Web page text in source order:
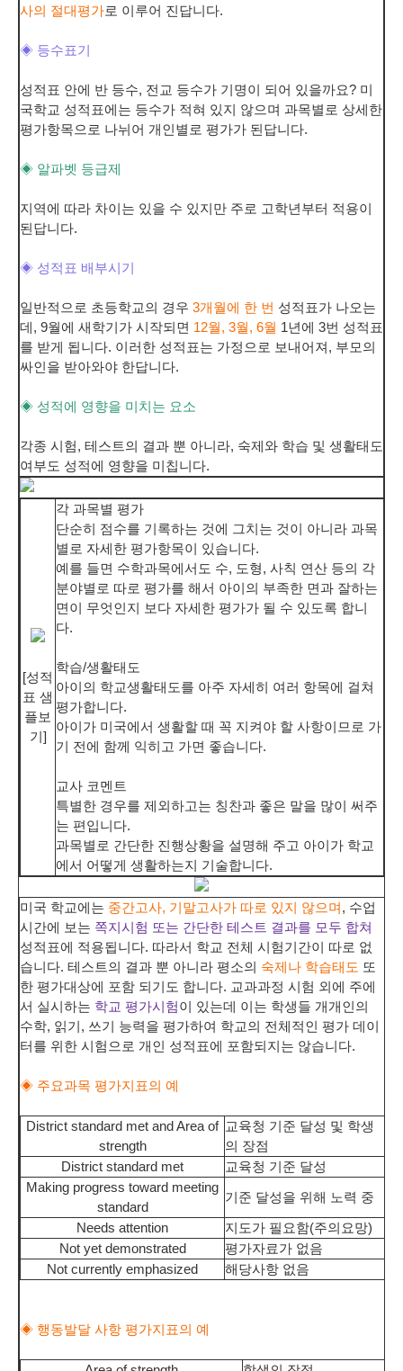
사의 절대평가로 이루어 진답니다.
◈ 등수표기
성적표 안에 반 등수, 전교 등수가 기명이 되어 있을까요? 미
국학교 성적표에는 등수가 적혀 있지 않으며 과목별로 상세한
평가항목으로 나뉘어 개인별로 평가가 된답니다.
◈ 알파벳 등급제
지역에 따라 차이는 있을 수 있지만 주로 고학년부터 적용이
된답니다.
◈ 성적표 배부시기
일반적으로 초등학교의 경우 3개월에 한 번 성적표가 나오는
데, 9월에 새학기가 시작되면 12월, 3월, 6월 1년에 3번 성적표
를 받게 됩니다. 이러한 성적표는 가정으로 보내어져, 부모의
싸인을 받아와야 한답니다.
◈ 성적에 영향을 미치는 요소
각종 시험, 테스트의 결과 뿐 아니라, 숙제와 학습 및 생활태도
여부도 성적에 영향을 미칩니다.
[성적
표 샘
플보
기]
각 과목별 평가
단순히 점수를 기록하는 것에 그치는 것이 아니라 과목
별로 자세한 평가항목이 있습니다.
예를 들면 수학과목에서도 수, 도형, 사칙 연산 등의 각
분야별로 따로 평가를 해서 아이의 부족한 면과 잘하는
면이 무엇인지 보다 자세한 평가가 될 수 있도록 합니
다.
학습/생활태도
아이의 학교생활태도를 아주 자세히 여러 항목에 걸쳐
평가합니다.
아이가 미국에서 생활할 때 꼭 지켜야 할 사항이므로 가
기 전에 함께 익히고 가면 좋습니다.
교사 코멘트
특별한 경우를 제외하고는 칭찬과 좋은 말을 많이 써주
는 편입니다.
과목별로 간단한 진행상황을 설명해 주고 아이가 학교
에서 어떻게 생활하는지 기술합니다.
미국 학교에는 중간고사, 기말고사가 따로 있지 않으며 , 수업
시간에 보는 쪽지시험 또는 간단한 테스트 결과를 모두 합쳐
성적표에 적용됩니다. 따라서 학교 전체 시험기간이 따로 없
습니다. 테스트의 결과 뿐 아니라 평소의 숙제나 학습태도 또
한 평가대상에 포함 되기도 합니다. 교과과정 시험 외에 주에
서 실시하는 학교 평가시험이 있는데 이는 학생들 개개인의
수학, 읽기, 쓰기 능력을 평가하여 학교의 전체적인 평가 데이
터를 위한 시험으로 개인 성적표에 포함되지는 않습니다.
◈ 주요과목 평가지표의 예
District standard met and Area of
strength
교육청 기준 달성 및 학생
의 장점
District standard met
교육청 기준 달성
Making progress toward meeting
standard
기준 달성을 위해 노력 중
Needs attention
지도가 필요함(주의요망)
Not yet demonstrated
평가자료가 없음
Not currently emphasized
해당사항 없음
◈ 행동발달 사항 평가지표의 예